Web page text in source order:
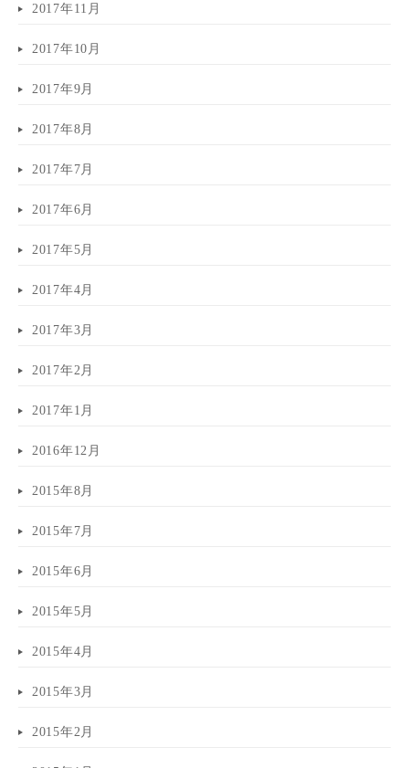
2017年11月
2017年10月
2017年9月
2017年8月
2017年7月
2017年6月
2017年5月
2017年4月
2017年3月
2017年2月
2017年1月
2016年12月
2015年8月
2015年7月
2015年6月
2015年5月
2015年4月
2015年3月
2015年2月